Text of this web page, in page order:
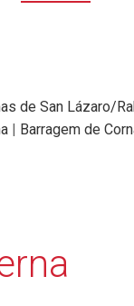
de San Lázaro/
| Barragem de